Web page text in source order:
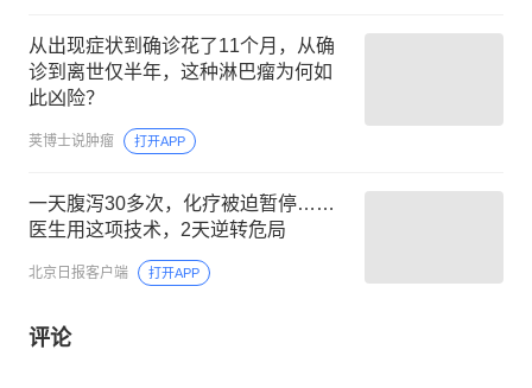
从出现症状到确诊花了11个月，从确
诊到离世仅半年，这种淋巴瘤为何如
此凶险？
荚博士说肿瘤 打开APP
一天腹泻30多次，化疗被迫暂停……
医生用这项技术，2天逆转危局
北京日报客户端 打开APP
评论